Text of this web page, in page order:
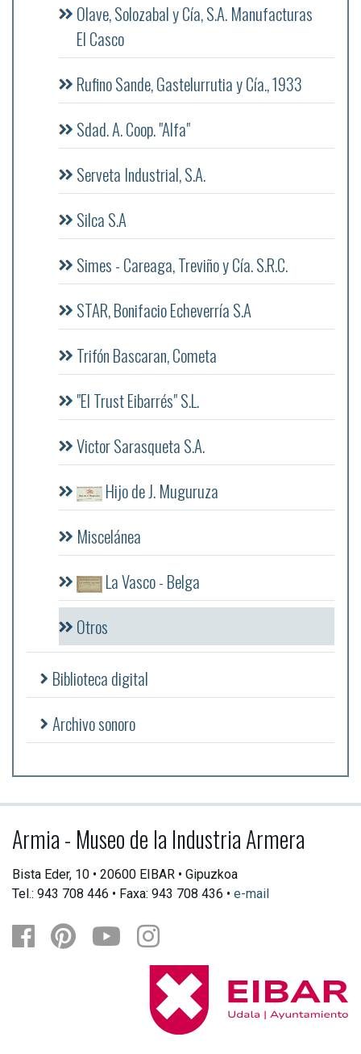
Olave, Solozabal y Cía, S.A. Manufacturas
El Casco
Rufino Sande, Gastelurrutia y Cía., 1933
Sdad. A. Coop. "Alfa"
Serveta Industrial, S.A.
Silca S.A
Simes - Careaga, Treviño y Cía. S.R.C.
STAR, Bonifacio Echeverría S.A
Trifón Bascaran, Cometa
"El Trust Eibarrés" S.L.
Victor Sarasqueta S.A.
Hijo de J. Muguruza
Miscelánea
La Vasco - Belga
Otros
Biblioteca digital
Archivo sonoro
Armia - Museo de la Industria Armera
Bista Eder, 10 • 20600 EIBAR • Gipuzkoa
Tel.: 943 708 446 • Faxa: 943 708 436 • e-mail